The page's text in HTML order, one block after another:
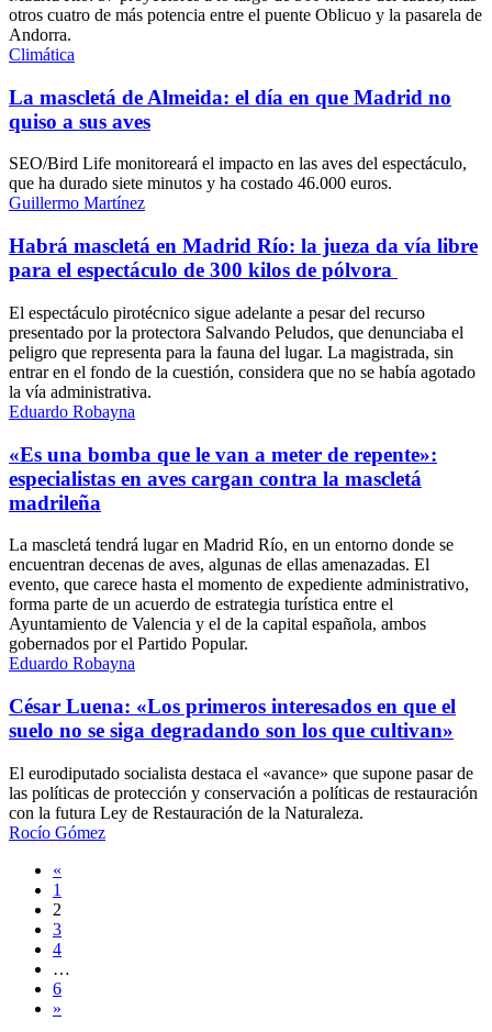
otros cuatro de más potencia entre el puente Oblicuo y la pasarela de
Andorra.
Climática
La mascletá de Almeida: el día en que Madrid no
quiso a sus aves
SEO/Bird Life monitoreará el impacto en las aves del espectáculo,
que ha durado siete minutos y ha costado 46.000 euros.
Guillermo Martínez
Habrá mascletá en Madrid Río: la jueza da vía libre
para el espectáculo de 300 kilos de pólvora
El espectáculo pirotécnico sigue adelante a pesar del recurso
presentado por la protectora Salvando Peludos, que denunciaba el
peligro que representa para la fauna del lugar. La magistrada, sin
entrar en el fondo de la cuestión, considera que no se había agotado
la vía administrativa.
Eduardo Robayna
«Es una bomba que le van a meter de repente»:
especialistas en aves cargan contra la mascletá
madrileña
La mascletá tendrá lugar en Madrid Río, en un entorno donde se
encuentran decenas de aves, algunas de ellas amenazadas. El
evento, que carece hasta el momento de expediente administrativo,
forma parte de un acuerdo de estrategia turística entre el
Ayuntamiento de Valencia y el de la capital española, ambos
gobernados por el Partido Popular.
Eduardo Robayna
César Luena: «Los primeros interesados en que el
suelo no se siga degradando son los que cultivan»
El eurodiputado socialista destaca el «avance» que supone pasar de
las políticas de protección y conservación a políticas de restauración
con la futura Ley de Restauración de la Naturaleza.
Rocío Gómez
Navegación
entradas
«
1
2
3
4
…
6
»